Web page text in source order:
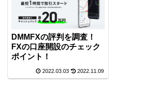
DMMFXの評判を調査！
FXの口座開設のチェック
ポイント！
2022.03.03 2022.11.09